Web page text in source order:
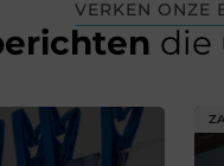
VERKEN ONZE
die